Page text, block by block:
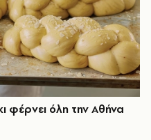
φέρνει όλη την Αθήνα